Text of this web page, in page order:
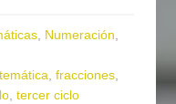
, Numeración,
,fracciones,
,tercer ciclo